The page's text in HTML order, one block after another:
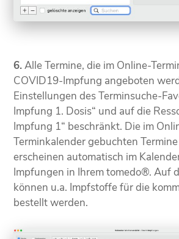
6.Alle Termine, die im Online-
COVID19-Impfung angeboten
Einstellungen des Terminsuche-
Impfung 1. Dosis“ und auf die
Impfung 1“ beschränkt. Die im
Terminkalender gebuchten
erscheinen automatisch im
Impfungen in Ihrem tomedo®. Auf
können u.a. Impfstoffe für die
bestellt werden.